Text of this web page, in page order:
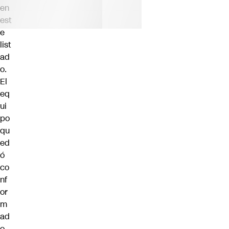
en
est
e
list
ad
o.
El
eq
ui
po
qu
ed
ó
co
nf
or
m
ad